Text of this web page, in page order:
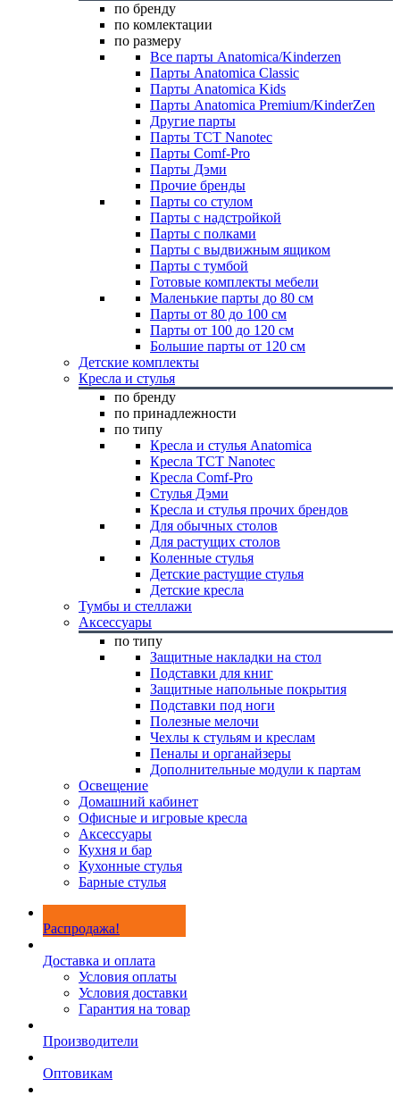
по бренду
по комлектации
по размеру
Все парты Anatomica/Kinderzen
Парты Anatomica Classic
Парты Anatomica Kids
Парты Anatomica Premium/KinderZen
Другие парты
Парты TCT Nanotec
Парты Comf-Pro
Парты Дэми
Прочие бренды
Парты со стулом
Парты с надстройкой
Парты с полками
Парты с выдвижным ящиком
Парты с тумбой
Готовые комплекты мебели
Маленькие парты до 80 см
Парты от 80 до 100 см
Парты от 100 до 120 см
Большие парты от 120 см
Детские комплекты
Кресла и стулья
по бренду
по принадлежности
по типу
Кресла и стулья Anatomica
Кресла TCT Nanotec
Кресла Comf-Pro
Стулья Дэми
Кресла и стулья прочих брендов
Для обычных столов
Для растущих столов
Коленные стулья
Детские растущие стулья
Детские кресла
Тумбы и стеллажи
Аксессуары
по типу
Защитные накладки на стол
Подставки для книг
Защитные напольные покрытия
Подставки под ноги
Полезные мелочи
Чехлы к стульям и креслам
Пеналы и органайзеры
Дополнительные модули к партам
Освещение
Домашний кабинет
Офисные и игровые кресла
Аксессуары
Кухня и бар
Кухонные стулья
Барные стулья
Распродажа!
Доставка и оплата
Условия оплаты
Условия доставки
Гарантия на товар
Производители
Оптовикам